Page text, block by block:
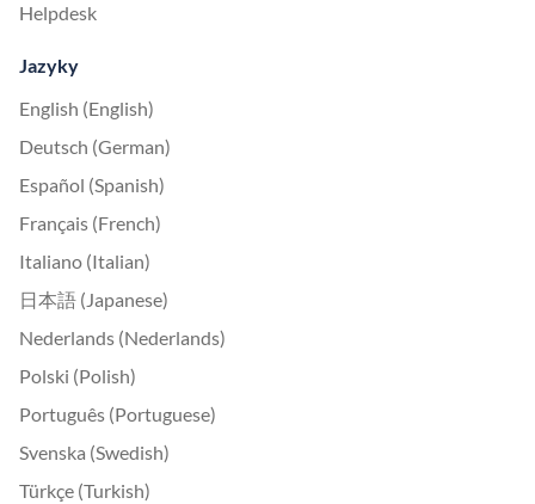
Helpdesk
Jazyky
English (English)
Deutsch (German)
Español (Spanish)
Français (French)
Italiano (Italian)
日本語 (Japanese)
Nederlands (Nederlands)
Polski (Polish)
Português (Portuguese)
Svenska (Swedish)
Türkçe (Turkish)